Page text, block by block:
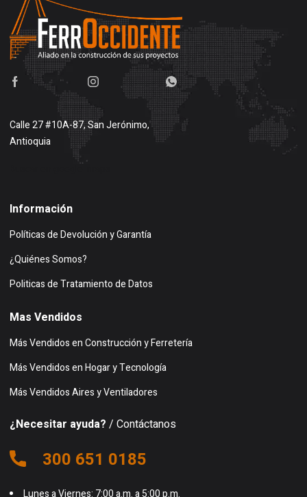
Calle 27 #10A-87, San Jerónimo,
Antioquia
Información
Políticas de Devolución y Garantía
¿Quiénes Somos?
Politicas de Tratamiento de Datos
Mas Vendidos
Más Vendidos en Construcción y Ferretería
Más Vendidos en Hogar y Tecnología
Más Vendidos Aires y Ventiladores
¿Necesitar ayuda? / Contáctanos
300 651 0185
Lunes a Viernes: 7:00 a.m. a 5:00 p.m.